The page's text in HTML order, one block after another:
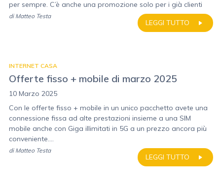
per sempre. C’è anche una promozione solo per i già clienti
LEGGI TUTTO
di Matteo Testa
INTERNET CASA
Offerte fisso + mobile di marzo 2025
10 Marzo 2025
Con le offerte fisso + mobile in un unico pacchetto avete una
connessione fissa ad alte prestazioni insieme a una SIM
mobile anche con Giga illimitati in 5G a un prezzo ancora più
conveniente....
LEGGI TUTTO
di Matteo Testa